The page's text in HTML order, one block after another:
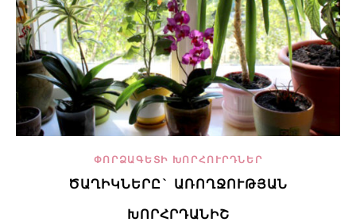
ՓՈՐՁԱԳԵՏԻ ԽՈՐՀՈՒՐԴՆԵՐ
ԾԱՂԻԿՆԵՐԸ` ԱՌՈՂՋՈՒԹՅԱՆ
ԽՈՐՀՐԴԱՆԻՇ